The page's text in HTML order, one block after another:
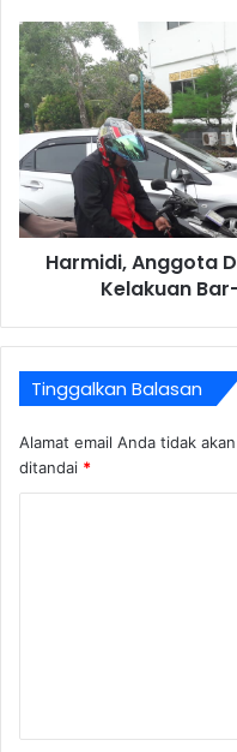
Harmidi, Anggota
Kelakuan
Tinggalkan Balasan
Alamat email Anda tidak
ditandai *